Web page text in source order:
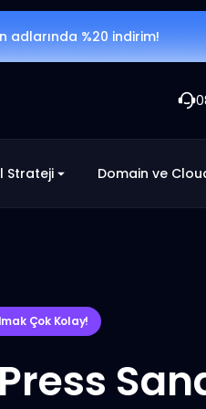
adlarında %20 indirim!
Strateji Domain ve
Çok Kolay!